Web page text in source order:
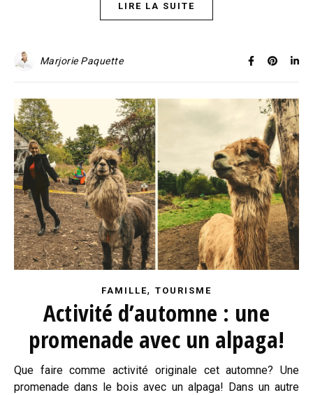
LIRE LA SUITE
Marjorie Paquette
FAMILLE, TOURISME
Activité d’automne : une
promenade avec un alpaga!
Que faire comme activité originale cet automne? Une
promenade dans le bois avec un alpaga! Dans un autre